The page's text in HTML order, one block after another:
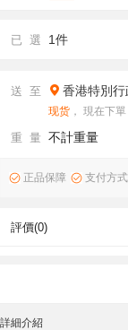
已 選 1件
送 至 香港特別行
现货 ， 現在下
重 量 不計重量
正品保障 支付方式
評價(0)
詳細介紹